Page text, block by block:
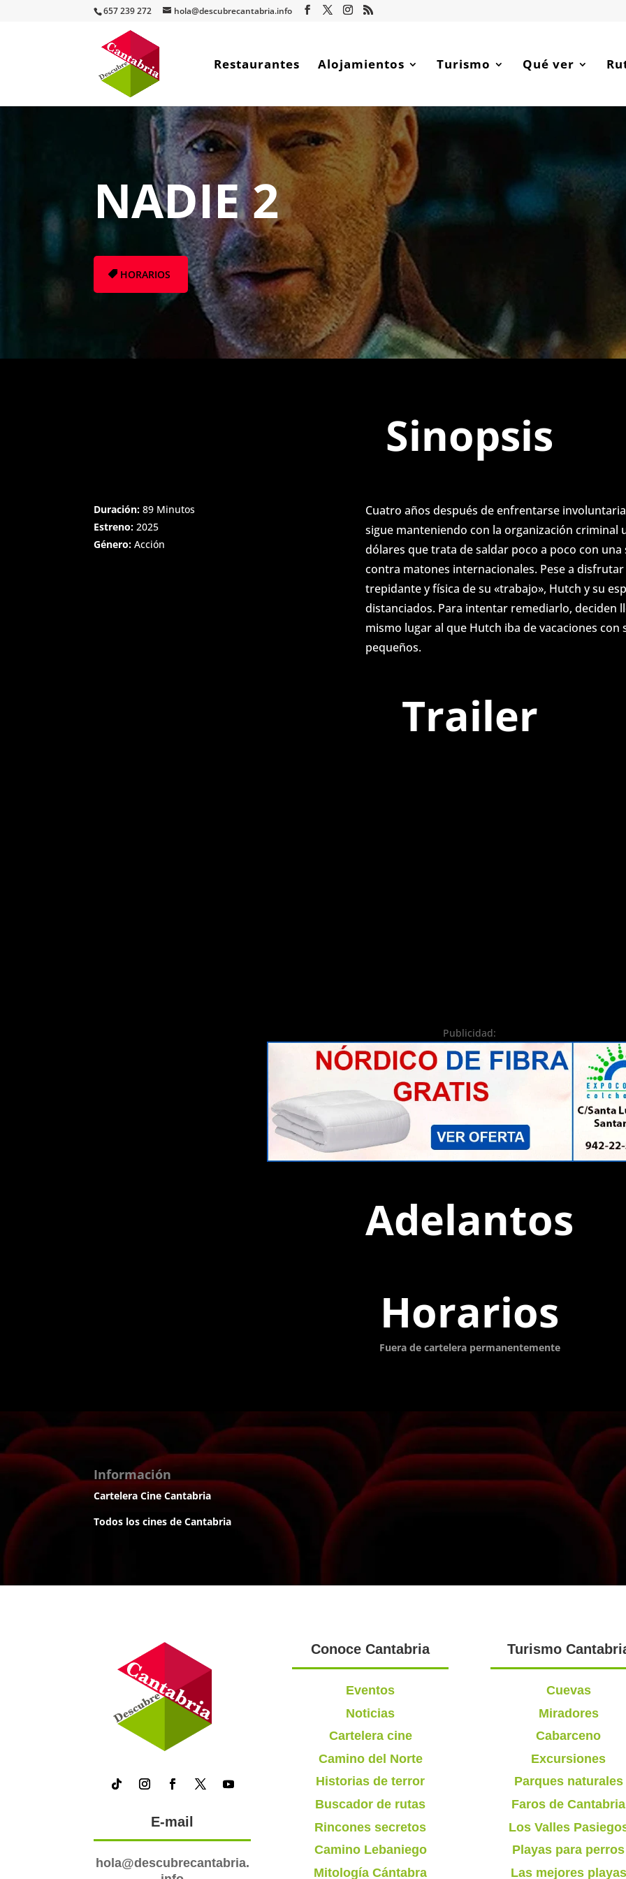
657 239 272 hola@descubrecantabria.info
Restaurantes Alojamientos Turismo Qué ver
NADIE 2
HORARIOS
Sinopsis
Duración: 89 Minutos
Estreno: 2025
Género: Acción
Cuatro años después de enfrentarse
sigue manteniendo con la organización criminal
dólares que trata de saldar poco a poco con
contra matones internacionales. Pese a
trepidante y física de su «trabajo», Hutch y su
distanciados. Para intentar remediarlo, deciden
mismo lugar al que Hutch iba de vacaciones
pequeños.
Trailer
Publicidad:
Adelantos
Horarios
Fuera de cartelera permanentemente
Información
Cartelera Cine Cantabria
Todos los cines de Cantabria
E-mail
hola@descubrecantabria.
Conoce Cantabria
Eventos
Noticias
Cartelera cine
Camino del Norte
Historias de terror
Buscador de rutas
Rincones secretos
Camino Lebaniego
Mitología Cántabra
Turismo
Cuevas
Miradores
Cabarceno
Excursiones
Parques naturales
Faros de Cantabria
Los Valles
Playas para perros
Las mejores playas